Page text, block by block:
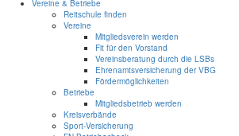
Vereine & Betriebe
Reitschule finden
Vereine
Mitgliedsverein werden
Fit für den Vorstand
Vereinsberatung durch die LSBs
Ehrenamtsversicherung der VBG
Fördermöglichkeiten
Betriebe
Mitgliedsbetrieb werden
Kreisverbände
Sport-Versicherung